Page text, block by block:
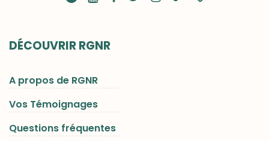
DÉCOUVRIR RGNR
A propos de RGNR
Vos Témoignages
Questions fréquentes